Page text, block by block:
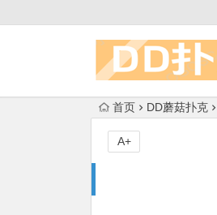
首页 DD蘑菇扑克
A+